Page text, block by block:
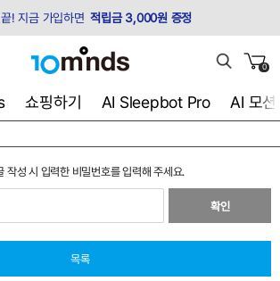
! 지금 가입하면 적립금 3,000원 증정
0
쇼핑하기 AI Sleepbot Pro AI 모션
작성 시 입력한 비밀번호를 입력해 주세요.
확인
목록